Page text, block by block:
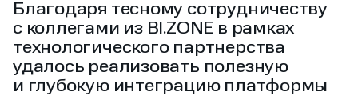
Благодаря тесному сотрудничеству
с коллегами из BI.ZONE в рамках
технологического партнерства
удалось реализовать полезную
и глубокую интеграцию платформы